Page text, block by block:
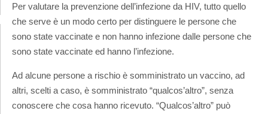
Per valutare la prevenzione dell’infezione da HIV, tutto quello
che serve è un modo certo per distinguere le persone che
sono state vaccinate e non hanno infezione dalle persone che
sono state vaccinate ed hanno l’infezione.
Ad alcune persone a rischio è somministrato un vaccino, ad
altri, scelti a caso, è somministrato “qualcos’altro”, senza
conoscere che cosa hanno ricevuto. “Qualcos’altro” può